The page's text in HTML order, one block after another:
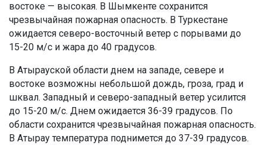
востоке — высокая. В Шымкенте сохранится
чрезвычайная пожарная опасность. В Туркестане
ожидается северо-восточный ветер с порывами до
15-20 м/с и жара до 40 градусов.
В Атырауской области днем на западе, севере и
востоке возможны небольшой дождь, гроза, град и
шквал. Западный и северо-западный ветер усилится
до 15-20 м/с. Днем ожидается 36-39 градусов. По
области сохранится чрезвычайная пожарная опасность.
В Атырау температура поднимется до 37-39 градусов.